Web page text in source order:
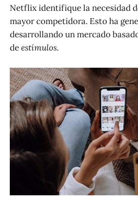
Netflix identifique la necesidad
mayor competidora. Esto ha
desarrollando un mercado
deestímulos.